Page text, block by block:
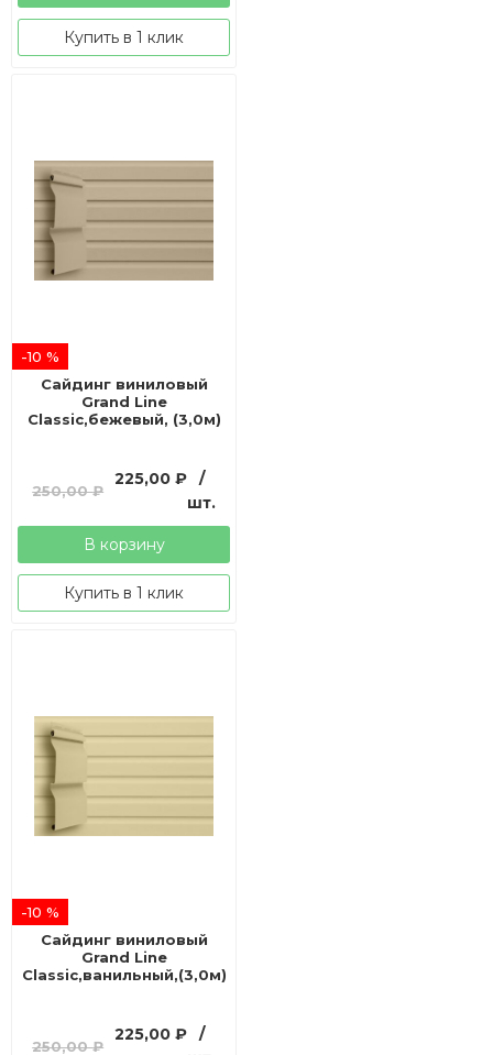
Купить в 1 клик
-10 %
Сайдинг виниловый
Grand Line
Classic,бежевый, (3,0м)
250,00₽
Первоначальная
составляла
250,00 ₽.
225,00₽
Текущая
225,00 ₽.
/
шт.
В корзину
Купить в 1 клик
-10 %
Сайдинг виниловый
Grand Line
Classic,ванильный,(3,0м)
250,00₽
Первоначальная
225,00₽
Текущая /